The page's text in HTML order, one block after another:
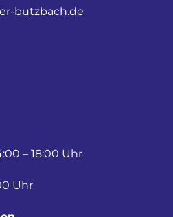
butzbach.de
– 18:00 Uhr
Uhr